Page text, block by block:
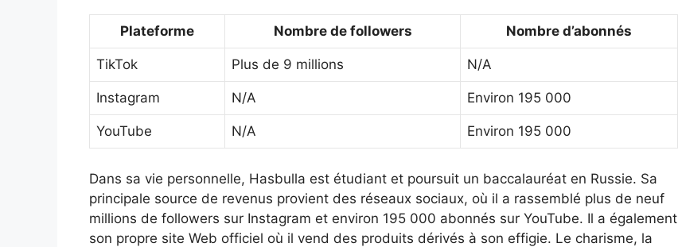
Plateforme Nombre de followers Nombre d’abonnés
TikTok Plus de 9 millions N/A
Instagram N/A Environ 195 000
YouTube N/A Environ 195 000
Dans sa vie personnelle, Hasbulla est étudiant et poursuit un baccalauréat en Russie. Sa
principale source de revenus provient des réseaux sociaux, où il a rassemblé plus de neuf
millions de followers sur Instagram et environ 195 000 abonnés sur YouTube. Il a également
son propre site Web officiel où il vend des produits dérivés à son effigie. Le charisme, la